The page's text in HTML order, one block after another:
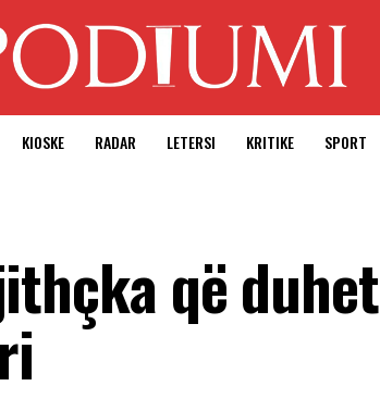
KIOSKE RADAR LETERSI KRITIKE SPORT
që duhet